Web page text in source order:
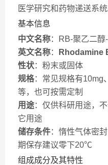
医学研究和药物递送系
基本信息
中文名称：RB-聚乙二醇
英文名称：
Rhodamine
性状：粉末或固体
规格：常见规格有10mg
等，也可按需定制
用途：仅供科研用途，
它用途
储存条件：惰性气体密
期保存建议零下20℃
组成成分及其特性